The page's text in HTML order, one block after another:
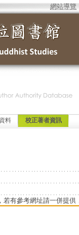
網站導覽
料 校正著者資訊
若有參考網址請一併提供